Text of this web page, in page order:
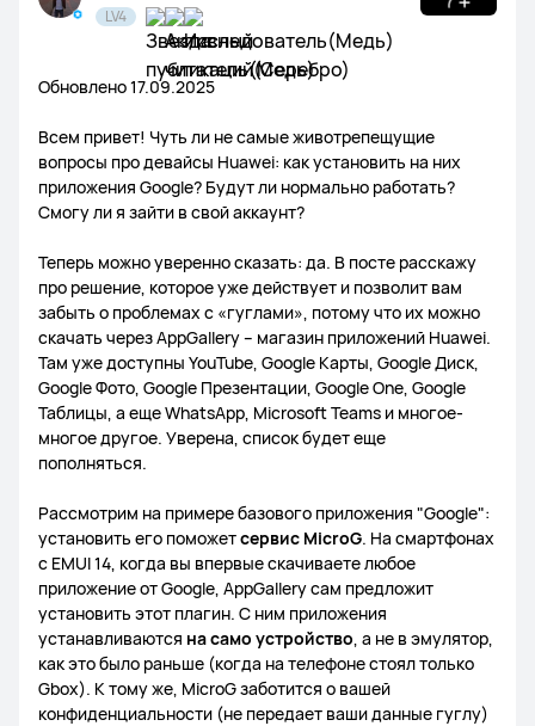
MateBook 16 MateBook 14 | 14s
WATCH GT 3 WATCH KIDS 4 Pro WATCH FIT
Band 6 WATCH GT Runner WATCH 3
WATCH GT 2 Pro WATCH GT 2 WATCH 3 Pro
HUAWEI WATCH GT 4
FreeBuds 5 FreeBuds 5i FreeBuds Pro
Платежная система Соцсети
LV4
Обновлено 17.09.2025
Всем привет! Чуть ли не самые животрепещущие
вопросы про девайсы Huawei: как установить на них
приложения Google? Будут ли нормально работать?
Смогу ли я зайти в свой аккаунт?
Теперь можно уверенно сказать: да. В посте расскажу
про решение, которое уже действует и позволит вам
забыть о проблемах с «гуглами», потому что их можно
скачать через AppGallery – магазин приложений Huawei.
Там уже доступны YouTube, Google Карты, Google Диск,
Google Фото, Google Презентации, Google One, Google
Таблицы, а еще WhatsApp, Microsoft Teams и многое-
многое другое. Уверена, список будет еще
пополняться.
Рассмотрим на примере базового приложения "Google":
установить его поможетсервис MicroG. На смартфонах
с EMUI 14, когда вы впервые скачиваете любое
приложение от Google, AppGallery сам предложит
установить этот плагин. С ним приложения
устанавливаются на само устройство, а не в эмулятор,
как это было раньше (когда на телефоне стоял только
Gbox). К тому же, MicroG заботится о вашей
конфиденциальности (не передает ваши данные гуглу)